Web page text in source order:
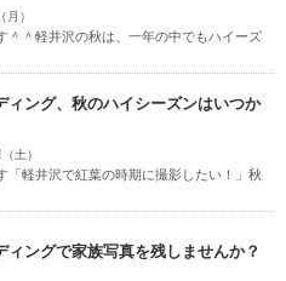
）
＾＾軽井沢の秋は、一年の中でもハイーズ
ィング、秋のハイシーズンはいつか
土）
「軽井沢で紅葉の時期に撮影したい！」秋
ィングで家族写真を残しませんか？